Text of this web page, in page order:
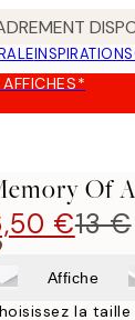
INSPIRATION
Of
€13 €
Affiche
la taille